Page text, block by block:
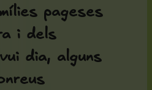
pageses
i dels
dia, alguns